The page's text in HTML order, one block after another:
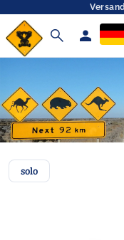
search person
solo